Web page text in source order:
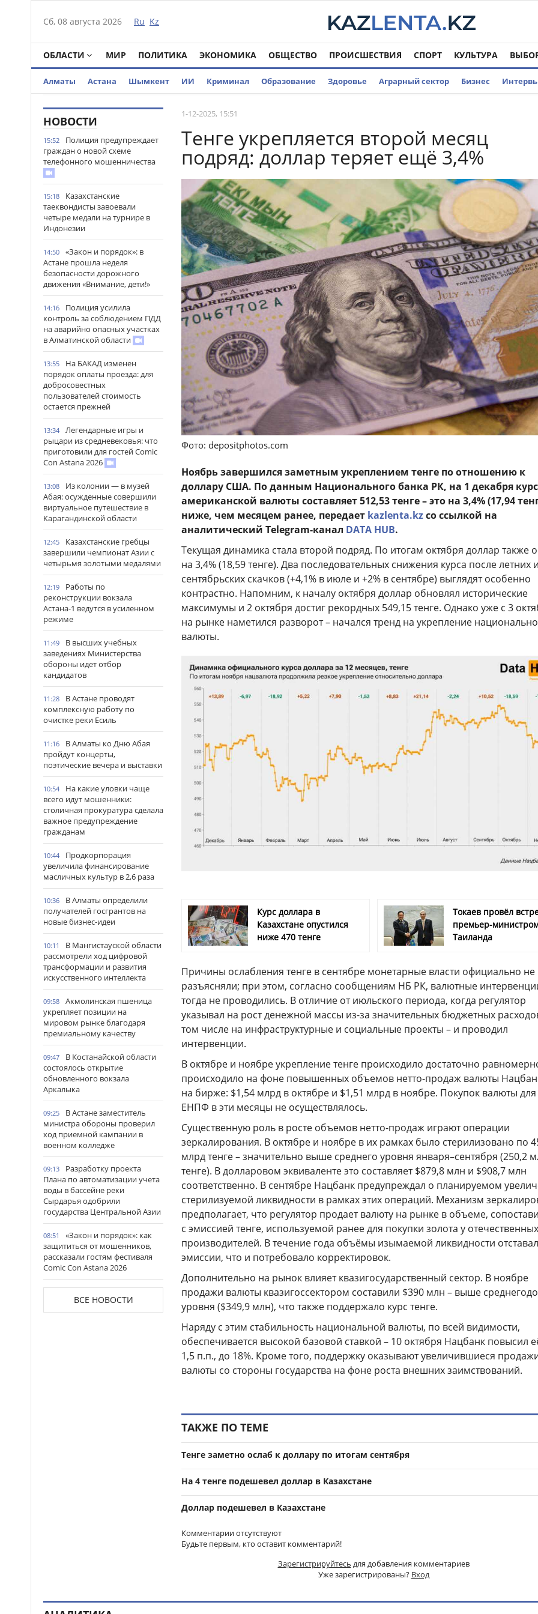
Сб, 08 августа 2026 Ru Kz
ОБЛАСТИ МИР ПОЛИТИКА ЭКОНОМИКА ОБЩЕСТВО ПРОИСШЕСТВИЯ СПОРТ КУЛЬТУРА
Алматы Астана Шымкент ИИ Криминал Образование Здоровье Аграрный сектор Бизнес
НОВОСТИ
15:52
Полиция предупреждает
граждан о новой схеме
телефонного мошенничества
15:18
Казахстанские
таеквондисты завоевали
четыре медали на турнире в
Индонезии
14:50
«Закон и порядок»: в
Астане прошла неделя
безопасности дорожного
движения «Внимание, дети!»
14:16
Полиция усилила
контроль за соблюдением ПДД
на аварийно опасных участках
в Алматинской области
13:55
На БАКАД изменен
порядок оплаты проезда: для
добросовестных
пользователей стоимость
остается прежней
13:34
Легендарные игры и
рыцари из средневековья: что
приготовили для гостей Comic
Con Astana 2026
13:08
Из колонии — в музей
Абая: осужденные совершили
виртуальное путешествие в
Карагандинской области
12:45
Казахстанские гребцы
завершили чемпионат Азии с
четырьмя золотыми медалями
12:19
Работы по
реконструкции вокзала
Астана-1 ведутся в усиленном
режиме
11:49
В высших учебных
заведениях Министерства
обороны идет отбор
кандидатов
11:28
В Астане проводят
комплексную работу по
очистке реки Есиль
11:16
В Алматы ко Дню Абая
пройдут концерты,
поэтические вечера и выставки
10:54
На какие уловки чаще
всего идут мошенники:
столичная прокуратура сделала
важное предупреждение
гражданам
10:44
Продкорпорация
увеличила финансирование
масличных культур в 2,6 раза
10:36
В Алматы определили
получателей госгрантов на
новые бизнес-идеи
10:11
В Мангистауской области
рассмотрели ход цифровой
трансформации и развития
искусственного интеллекта
09:58
Акмолинская пшеница
укрепляет позиции на
мировом рынке благодаря
премиальному качеству
09:47
В Костанайской области
состоялось открытие
обновленного вокзала
Аркалыка
09:25
В Астане заместитель
министра обороны проверил
ход приемной кампании в
военном колледже
09:13
Разработку проекта
Плана по автоматизации учета
воды в бассейне реки
Сырдарья одобрили
государства Центральной Азии
08:51
«Закон и порядок»: как
защититься от мошенников,
рассказали гостям фестиваля
Comic Con Astana 2026
Более 100 объектов
планируется построить в
Алматинской области в этом
ВСЕ НОВОСТИ
1-12-2025, 15:51
Тенге укрепляется второй месяц
подряд: доллар теряет ещё 3,4%
Фото: depositphotos.com
Ноябрь завершился заметным укреплением тенге по отношению к
доллару США. По данным Национального банка РК, на 1 декабря курс
американской валюты составляет 512,53 тенге – это на 3,4% (17,94
ниже, чем месяцем ранее, передает kazlenta.kzсо ссылкой на
аналитический Telegram-канал DATA HUB.
Текущая динамика стала второй подряд. По итогам октября доллар также
на 3,4% (18,59 тенге). Два последовательных снижения курса после летних
сентябрьских скачков (+4,1% в июле и +2% в сентябре) выглядят особенно
контрастно. Напомним, к началу октября доллар обновлял исторические
максимумы и 2 октября достиг рекордных 549,15 тенге. Однако уже с 3
на рынке наметился разворот – начался тренд на укрепление
валюты.
Курс доллара в
Казахстане опустился
ниже 470 тенге
Токаев провёл
премьер-
Таиланда
Причины ослабления тенге в сентябре монетарные власти официально не
разъясняли; при этом, согласно сообщениям НБ РК, валютные
тогда не проводились. В отличие от июльского периода, когда регулятор
указывал на рост денежной массы из-за значительных бюджетных
том числе на инфраструктурные и социальные проекты – и проводил
интервенции.
В октябре и ноябре укрепление тенге происходило достаточно
происходило на фоне повышенных объемов нетто-продаж валюты
на бирже: $1,54 млрд в октябре и $1,51 млрд в ноябре. Покупок валюты для
ЕНПФ в эти месяцы не осуществлялось.
Существенную роль в росте объемов нетто-продаж играют операции
зеркалирования. В октябре и ноябре в их рамках было стерилизовано по
млрд тенге – значительно выше среднего уровня января–сентября (250,2
тенге). В долларовом эквиваленте это составляет $879,8 млн и $908,7 млн
соответственно. В сентябре Нацбанк предупреждал о планируемом
стерилизуемой ликвидности в рамках этих операций. Механизм
предполагает, что регулятор продает валюту на рынке в объеме,
с эмиссией тенге, используемой ранее для покупки золота у отечественных
производителей. В течение года объёмы изымаемой ликвидности
эмиссии, что и потребовало корректировок.
Дополнительно на рынок влияет квазигосударственный сектор. В ноябре
продажи валюты квазигоссектором составили $390 млн – выше
уровня ($349,9 млн), что также поддержало курс тенге.
Наряду с этим стабильность национальной валюты, по всей видимости,
обеспечивается высокой базовой ставкой – 10 октября Нацбанк повысил
1,5 п.п., до 18%. Кроме того, поддержку оказывают увеличившиеся
валюты со стороны государства на фоне роста внешних заимствований.
ТАКЖЕ ПО ТЕМЕ
Тенге заметно ослаб к доллару по итогам сентября
На 4 тенге подешевел доллар в Казахстане
Доллар подешевел в Казахстане
Комментарии отсутствуют
Будьте первым, кто оставит комментарий!
Зарегистрируйтесь для добавления комментариев
Уже зарегистрированы? Вход